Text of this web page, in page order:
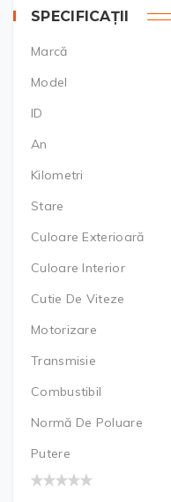
SPECIFICAȚII
Marcă
Model
ID
An
Kilometri
Stare
Culoare Exterioară
Culoare Interior
Cutie De Viteze
Motorizare
Transmisie
Combustibil
Normă De Poluare
Putere